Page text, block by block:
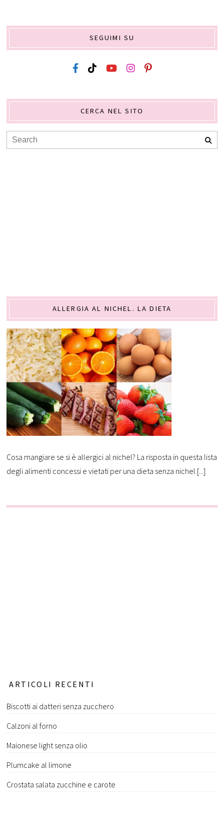
SEGUIMI SU
CERCA NEL SITO
ALLERGIA AL NICHEL. LA DIETA
Cosa mangiare se si è allergici al nichel? La risposta in questa lista
degli alimenti concessi e vietati per una dieta senza nichel [...]
ARTICOLI RECENTI
Biscotti ai datteri senza zucchero
Calzoni al forno
Maionese light senza olio
Plumcake al limone
Crostata salata zucchine e carote